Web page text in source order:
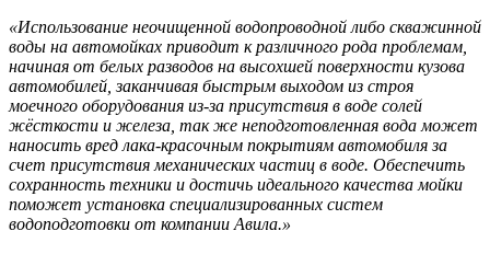
«Использование неочищенной водопроводной либо скважинной
воды на автомойках приводит к различного рода проблемам,
начиная от белых разводов на высохшей поверхности кузова
автомобилей, заканчивая быстрым выходом из строя
моечного оборудования из-за присутствия в воде солей
жёсткости и железа, так же неподготовленная вода может
наносить вред лака-красочным покрытиям автомобиля за
счет присутствия механических частиц в воде. Обеспечить
сохранность техники и достичь идеального качества мойки
поможет установка специализированных систем
водоподготовки от компании Авила.»